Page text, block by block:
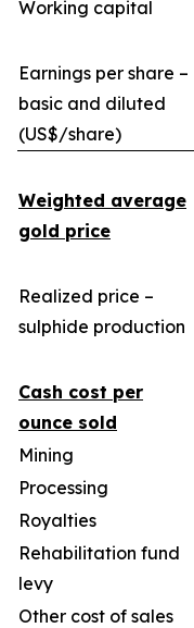
Working capital
Earnings per share –
basic and diluted
(US$/share)
Weighted average
gold price
Realized price –
sulphide production
Cash cost per
ounce sold
Mining
Processing
Royalties
Rehabilitation fund
levy
Other cost of sales